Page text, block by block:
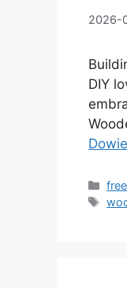
2026-
DIY